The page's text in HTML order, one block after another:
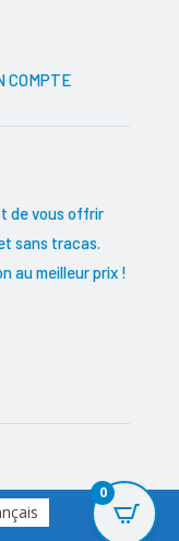
COMPTE
de vous offrir
sans tracas.
au meilleur prix !
0